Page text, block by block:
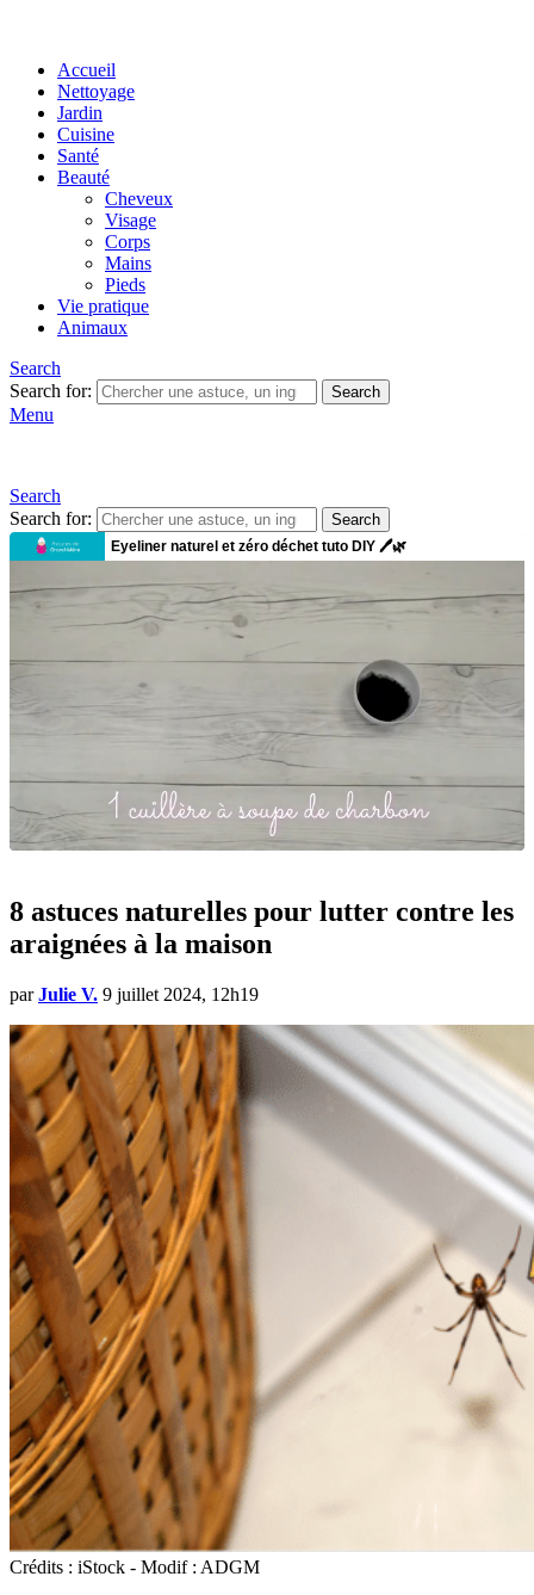
Accueil
Nettoyage
Jardin
Cuisine
Santé
Beauté
Cheveux
Visage
Corps
Mains
Pieds
Vie pratique
Animaux
Search
Search for:
Search
Menu
Search
Search for:
Search
8 astuces naturelles pour lutter contre les
araignées à la maison
par Julie V. 9 juillet 2024, 12h19
Crédits : iStock - Modif : ADGM